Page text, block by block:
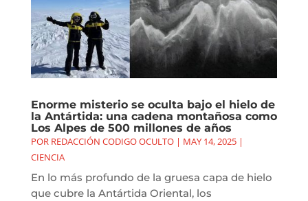
Enorme misterio se oculta bajo el hielo de
la Antártida: una cadena montañosa como
Los Alpes de 500 millones de años
POR REDACCIÓN CODIGO OCULTO| MAY 14, 2025|
CIENCIA
En lo más profundo de la gruesa capa de hielo
que cubre la Antártida Oriental, los